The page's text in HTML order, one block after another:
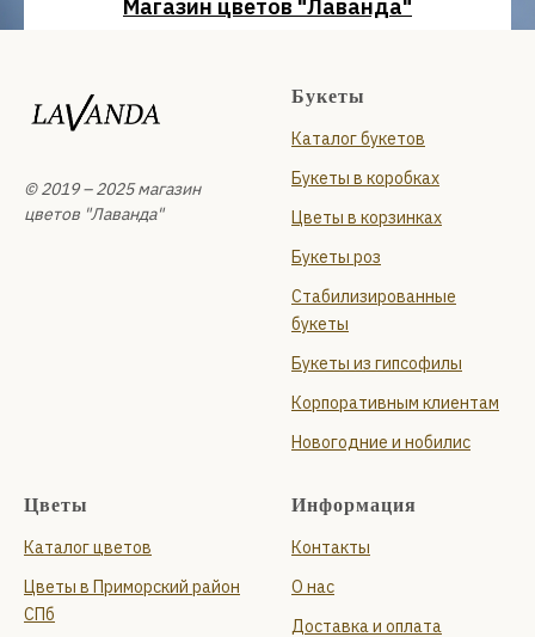
Магазин цветов "Лаванда"
проспект Сизова, 14
Ежедневно с 09:00 до 22:00
+7 (931) 210-10-24
Планерная улица, 87 к1, стр. 1
Ежедневно с 09:00 до 22:00
© 2019 – 2025 магазин
цветов "Лаванда"
Букеты
Каталог букетов
Букеты в коробках
Цветы в корзинках
Букеты роз
Стабилизированные
букеты
Букеты из гипсофилы
Корпоративным клиентам
Новогодние и нобилис
Цветы
Каталог цветов
Цветы в Приморский район
СПб
Информация
Контакты
О нас
Доставка и оплата